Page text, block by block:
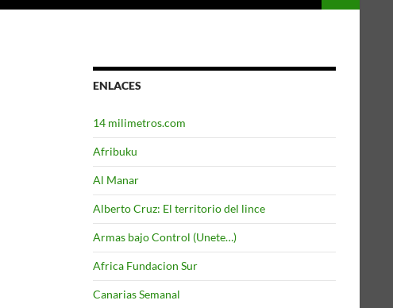
ENLACES
14 milimetros.com
Afribuku
Al Manar
Alberto Cruz: El territorio del lince
Armas bajo Control (Unete…)
Africa Fundacion Sur
Canarias Semanal